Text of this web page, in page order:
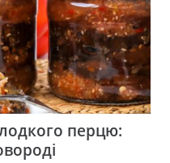
перцю: